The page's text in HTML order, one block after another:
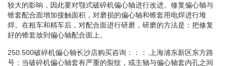
较大的影响，因此要对颚式破碎机偏心轴进行改进。修复偏心轴与
锥套配合面增加接触面积，对磨损的偏心轴和锥套用电焊进行堆
焊。在粗车和精车后，对配合面进行研磨，研磨的方法是：把修复
好的锥套放到偏心轴配合面上。
250.500破碎机偏心轴长沙店购买咨询：：：.上海浦东新区东方路
号：当破碎机偏心轴套有严重的裂纹，或主轴与偏心轴套内孔之间